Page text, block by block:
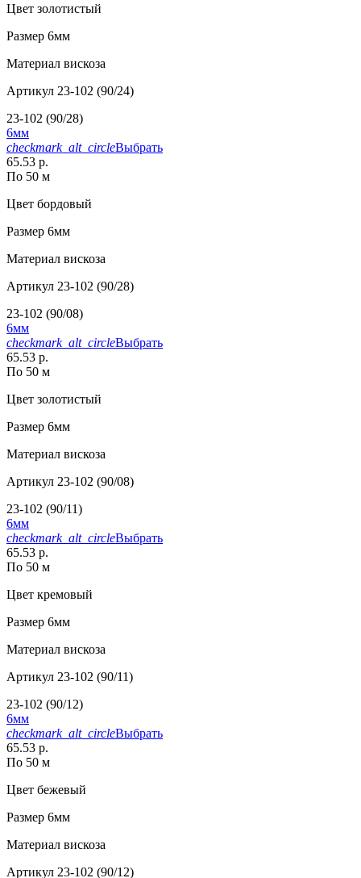
Цвет золотистый
Размер 6мм
Материал вискоза
Артикул 23-102 (90/24)
23-102 (90/28)
6мм
checkmark_alt_circleВыбрать
65.53 р.
По 50 м
Цвет бордовый
Размер 6мм
Материал вискоза
Артикул 23-102 (90/28)
23-102 (90/08)
6мм
checkmark_alt_circleВыбрать
65.53 р.
По 50 м
Цвет золотистый
Размер 6мм
Материал вискоза
Артикул 23-102 (90/08)
23-102 (90/11)
6мм
checkmark_alt_circleВыбрать
65.53 р.
По 50 м
Цвет кремовый
Размер 6мм
Материал вискоза
Артикул 23-102 (90/11)
23-102 (90/12)
6мм
checkmark_alt_circleВыбрать
65.53 р.
По 50 м
Цвет бежевый
Размер 6мм
Материал вискоза
Артикул 23-102 (90/12)